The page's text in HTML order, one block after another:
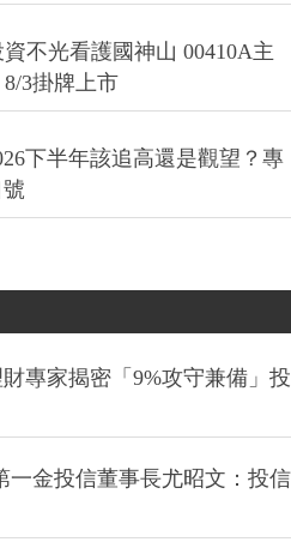
不光看護國神山 00410A主
3掛牌上市
下半年該追高還是觀望？專
專家揭密「9%攻守兼備」投
一金投信董事長尤昭文：投信